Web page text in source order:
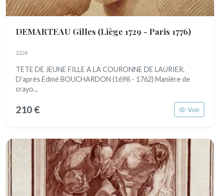
DEMARTEAU Gilles (Liège 1729 - Paris 1776)
2224
TETE DE JEUNE FILLE A LA COURONNE DE LAURIER.
D'après Edmé BOUCHARDON (1698 - 1762) Manière de
crayo...
210 € Voir